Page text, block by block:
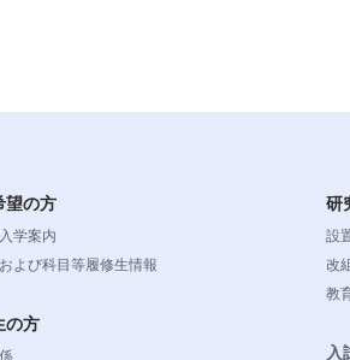
望の方
学案内
よび科目等履修生情報
の方
研
設
改
教
入